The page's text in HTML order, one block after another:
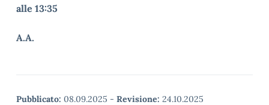
alle 13:35
A.A.
Pubblicato: 08.09.2025 - Revisione: 24.10.2025